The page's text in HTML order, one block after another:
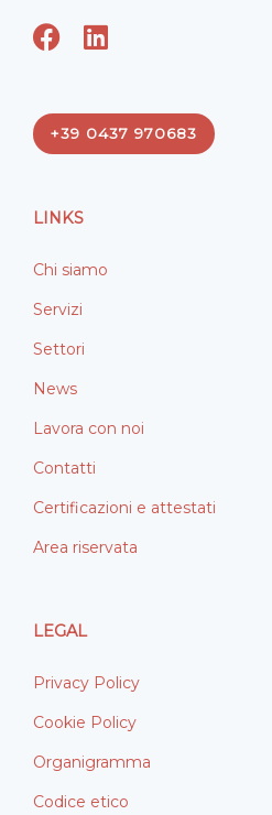
F
e
b
k
L
k
e
+39 0437 970683
LINKS
Chi siamo
Servizi
Settori
News
Lavora con noi
Contatti
Certificazioni e attestati
Area riservata
LEGAL
Privacy Policy
Cookie Policy
Organigramma
Codice etico